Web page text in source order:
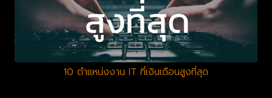
10 ตำแหน่งงาน IT ที่เงินเดือนสูงที่สุด